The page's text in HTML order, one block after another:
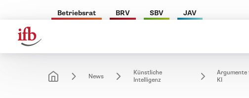
Betriebsrat BRV SBV JAV
News
Künstliche
Intelligenz
Argumente
KI